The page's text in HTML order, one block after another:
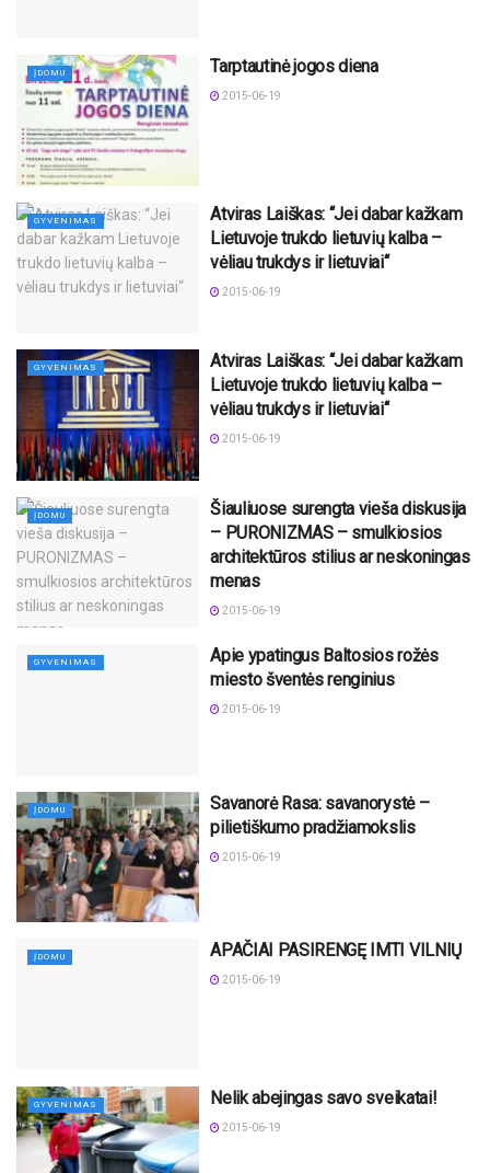
ĮDOMU Tarptautinė jogos diena
2015-06-19
GYVENIMAS
Atviras Laiškas: “Jei dabar kažkam
Lietuvoje trukdo lietuvių kalba –
vėliau trukdys ir lietuviai“
2015-06-19
GYVENIMAS
Atviras Laiškas: “Jei dabar kažkam
Lietuvoje trukdo lietuvių kalba –
vėliau trukdys ir lietuviai“
2015-06-19
ĮDOMU
Šiauliuose surengta vieša diskusija
– PURONIZMAS – smulkiosios
architektūros stilius ar neskoningas
menas
2015-06-19
GYVENIMAS
Apie ypatingus Baltosios rožės
miesto šventės renginius
2015-06-19
ĮDOMU
Savanorė Rasa: savanorystė –
pilietiškumo pradžiamokslis
2015-06-19
ĮDOMU APAČIAI PASIRENGĘ IMTI VILNIŲ
2015-06-19
GYVENIMAS Nelik abejingas savo sveikatai!
2015-06-19